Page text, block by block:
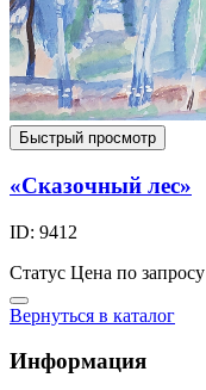
Быстрый просмотр
«Сказочный лес»
ID: 9412
Статус Цена по запросу
Вернуться в каталог
Информация